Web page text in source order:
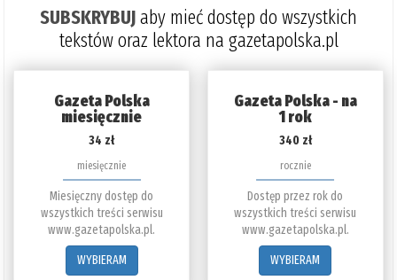
SUBSKRYBUJaby mieć dostęp do wszystkich
tekstów oraz lektora na gazetapolska.pl
Gazeta Polska
miesięcznie
34 zł
miesięcznie
Miesięczny dostęp do
wszystkich treści serwisu
www.gazetapolska.pl.
WYBIERAM
Gazeta Polska - na
1 rok
340 zł
rocznie
Dostęp przez rok do
wszystkich treści serwisu
www.gazetapolska.pl.
WYBIERAM